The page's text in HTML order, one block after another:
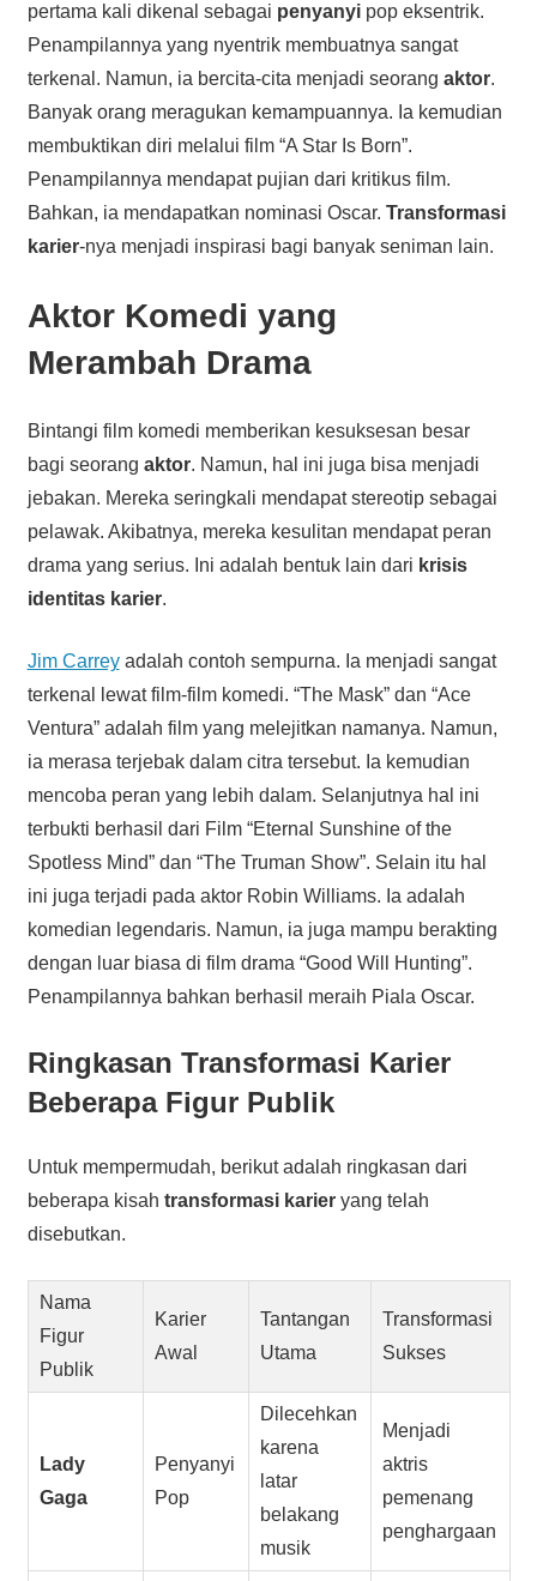
pertama kali dikenal sebagai penyanyipop eksentrik.
Penampilannya yang nyentrik membuatnya sangat
terkenal. Namun, ia bercita-cita menjadi seorang aktor.
Banyak orang meragukan kemampuannya. Ia kemudian
membuktikan diri melalui film “A Star Is Born”.
Penampilannya mendapat pujian dari kritikus film.
Bahkan, ia mendapatkan nominasi Oscar. Transformasi
karier-nya menjadi inspirasi bagi banyak seniman lain.
Aktor Komedi yang
Merambah Drama
Bintangi film komedi memberikan kesuksesan besar
bagi seorang aktor. Namun, hal ini juga bisa menjadi
jebakan. Mereka seringkali mendapat stereotip sebagai
pelawak. Akibatnya, mereka kesulitan mendapat peran
drama yang serius. Ini adalah bentuk lain dari krisis
identitas karier.
Jim Carreyadalah contoh sempurna. Ia menjadi sangat
terkenal lewat film-film komedi. “The Mask” dan “Ace
Ventura” adalah film yang melejitkan namanya. Namun,
ia merasa terjebak dalam citra tersebut. Ia kemudian
mencoba peran yang lebih dalam. Selanjutnya hal ini
terbukti berhasil dari Film “Eternal Sunshine of the
Spotless Mind” dan “The Truman Show”. Selain itu hal
ini juga terjadi pada aktor Robin Williams. Ia adalah
komedian legendaris. Namun, ia juga mampu berakting
dengan luar biasa di film drama “Good Will Hunting”.
Penampilannya bahkan berhasil meraih Piala Oscar.
Ringkasan Transformasi Karier
Beberapa Figur Publik
Untuk mempermudah, berikut adalah ringkasan dari
beberapa kisah transformasi karieryang telah
disebutkan.
Nama
Figur
Publik
Karier
Awal
Tantangan
Utama
Transformasi
Sukses
Lady
Gaga
Penyanyi
Pop
Dilecehkan
karena
latar
belakang
musik
Menjadi
aktris
pemenang
penghargaan